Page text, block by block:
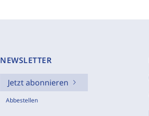
NEWSLETTER
Jetzt abonnieren
Abbestellen